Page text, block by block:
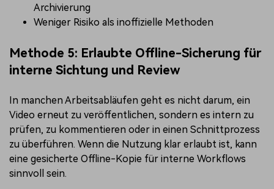
Archivierung
Weniger Risiko als inoffizielle Methoden
Methode 5: Erlaubte Offline-Sicherung für
interne Sichtung und Review
In manchen Arbeitsabläufen geht es nicht darum, ein
Video erneut zu veröffentlichen, sondern es intern zu
prüfen, zu kommentieren oder in einen Schnittprozess
zu überführen. Wenn die Nutzung klar erlaubt ist, kann
eine gesicherte Offline-Kopie für interne Workflows
sinnvoll sein.